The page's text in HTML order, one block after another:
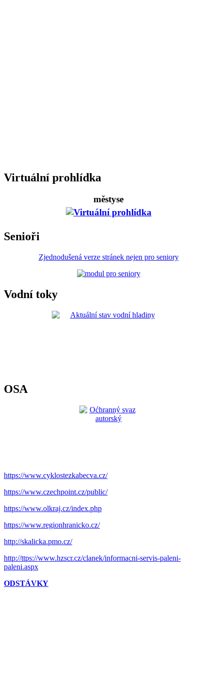
Virtuální prohlídka
městyse
Senioři
Zjednodušená verze stránek nejen pro seniory
Vodní toky
OSA
https://www.cyklostezkabecva.cz/
https://www.czechpoint.cz/public/
https://www.olkraj.cz/index.php
https://www.regionhranicko.cz/
http://skalicka.pmo.cz/
http://ttps://www.hzscr.cz/clanek/informacni-servis-paleni-
paleni.aspx
ODSTÁVKY